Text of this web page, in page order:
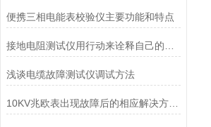
便携三相电能表校验仪主要功能和特点
浅谈电缆故障测试仪调试方法
10KV兆欧表出现故障后的相应解决方法分享